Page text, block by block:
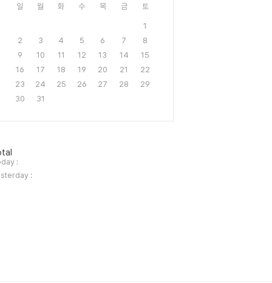
일 월 화 수 목 금 토
1
2
3 4 5 6 7
8
9
10 11 12 13 14
15
16
17 18 19 20 21
22
23
24 25 26 27 28
29
30
31
:
: